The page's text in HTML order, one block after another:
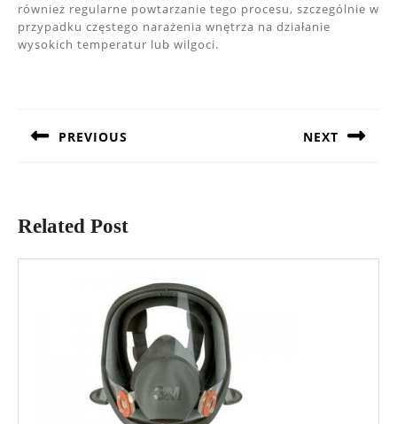
również regularne powtarzanie tego procesu, szczególnie w
przypadku częstego narażenia wnętrza na działanie
wysokich temperatur lub wilgoci.
PREVIOUS NEXT
Related Post